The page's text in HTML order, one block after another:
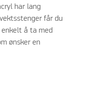
har lang
får du
å ta med
ønsker en